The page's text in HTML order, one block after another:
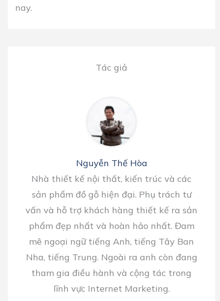
nay.
Tác giả
Nguyễn Thế Hòa
Nhà thiết kế nội thất, kiến trúc và các
sản phẩm đồ gỗ hiện đại. Phụ trách tư
vấn và hỗ trợ khách hàng thiết kế ra sản
phẩm đẹp nhất và hoàn hảo nhất. Đam
mê ngoại ngữ tiếng Anh, tiếng Tây Ban
Nha, tiếng Trung. Ngoài ra anh còn đang
tham gia điều hành và cộng tác trong
lĩnh vực Internet Marketing.